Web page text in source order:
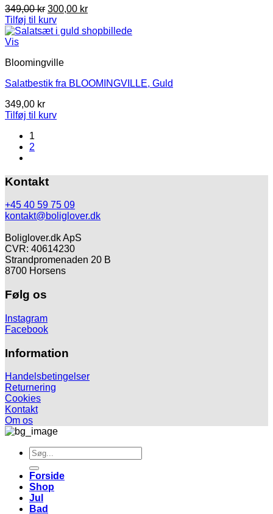
349,00kr Den
oprindelige
pris
300,00 krDen
pris
Tilføj til kurv
Vis
Bloomingville
Salatbestik fra BLOOMINGVILLE, Guld
349,00 kr
Tilføj til kurv
1
2
Kontakt
+45 40 59 75 09
kontakt@boliglover.dk
Boliglover.dk ApS
CVR: 40614230
Strandpromenaden 20 B
8700 Horsens
Følg os
Instagram
Facebook
Information
Handelsbetingelser
Returnering
Cookies
Kontakt
Om os
Søg
efter:
Forside
Shop
Jul
Bad